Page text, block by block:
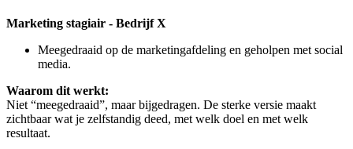
Marketing stagiair - Bedrijf X
Meegedraaid op de marketingafdeling en geholpen met social
media.
Waarom dit werkt:
Niet “meegedraaid”, maar bijgedragen. De sterke versie maakt
zichtbaar wat je zelfstandig deed, met welk doel en met welk
resultaat.